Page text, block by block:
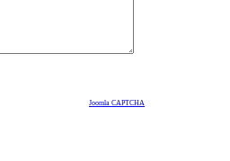
Joomla CAPTCHA